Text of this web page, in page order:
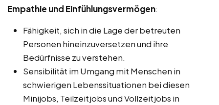
Empathie und Einfühlungsvermögen:
Fähigkeit, sich in die Lage der betreuten
Personen hineinzuversetzen und ihre
Bedürfnisse zu verstehen.
Sensibilität im Umgang mit Menschen in
schwierigen Lebenssituationen bei diesen
Minijobs, Teilzeitjobs und Vollzeitjobs in